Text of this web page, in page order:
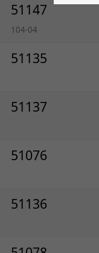
51147
104-04
51135
51137
51076
51136